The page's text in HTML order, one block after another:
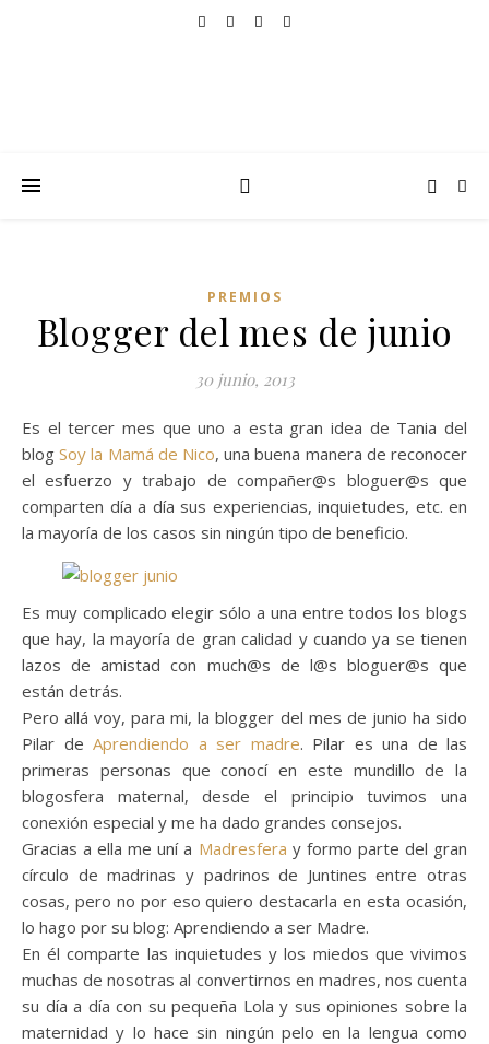
PREMIOS
Blogger del mes de junio
30 junio, 2013
Es el tercer mes que uno a esta gran idea de Tania del
blogSoy la Mamá de Nico, una buena manera de reconocer
el esfuerzo y trabajo de compañer@s bloguer@s que
comparten día a día sus experiencias, inquietudes, etc. en
la mayoría de los casos sin ningún tipo de beneficio.
Es muy complicado elegir sólo a una entre todos los blogs
que hay, la mayoría de gran calidad y cuando ya se tienen
lazos de amistad con much@s de l@s bloguer@s que
están detrás.
Pero allá voy, para mi, la blogger del mes de junio ha sido
Pilar de Aprendiendo a ser madre. Pilar es una de las
primeras personas que conocí en este mundillo de la
blogosfera maternal, desde el principio tuvimos una
conexión especial y me ha dado grandes consejos.
Gracias a ella me uní a Madresfera y formo parte del gran
círculo de madrinas y padrinos de Juntines entre otras
cosas, pero no por eso quiero destacarla en esta ocasión,
lo hago por su blog: Aprendiendo a ser Madre.
En él comparte las inquietudes y los miedos que vivimos
muchas de nosotras al convertirnos en madres, nos cuenta
su día a día con su pequeña Lola y sus opiniones sobre la
maternidad y lo hace sin ningún pelo en la lengua como